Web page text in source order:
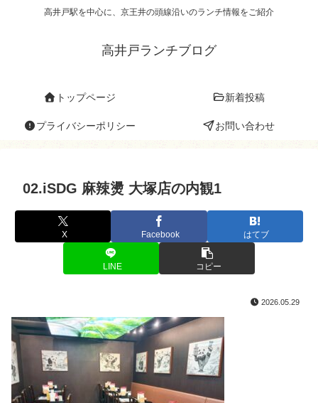
高井戸駅を中心に、京王井の頭線沿いのランチ情報をご紹介
高井戸ランチブログ
トップページ 新着投稿
プライバシーポリシー お問い合わせ
02.iSDG 麻辣燙 大塚店の内観1
X Facebook はてブ
LINE コピー
2026.05.29